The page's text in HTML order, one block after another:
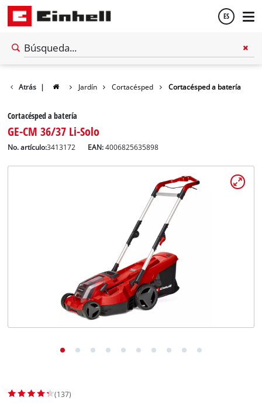
ES
Atrás | Jardín Cortacésped Cortacésped a batería
Cortacésped a batería
GE-CM 36/37 Li-Solo
No. artículo:3413172 EAN:4006825635898
(137)